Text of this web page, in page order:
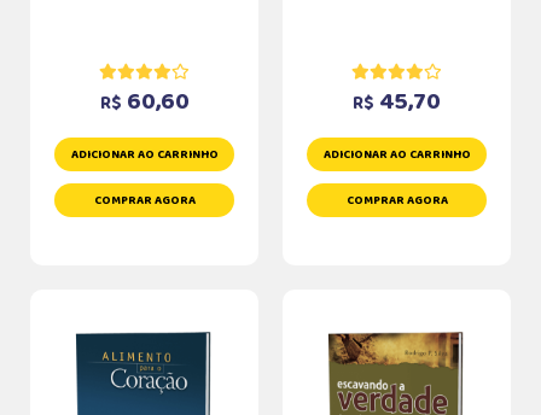
R$ 60,60
ADICIONAR AO CARRINHO
COMPRAR AGORA
R$ 45,70
ADICIONAR AO CARRINHO
COMPRAR AGORA